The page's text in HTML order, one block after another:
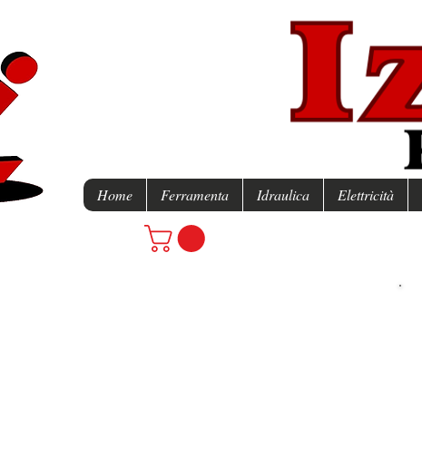
Home Ferramenta Idraulica Elettricità